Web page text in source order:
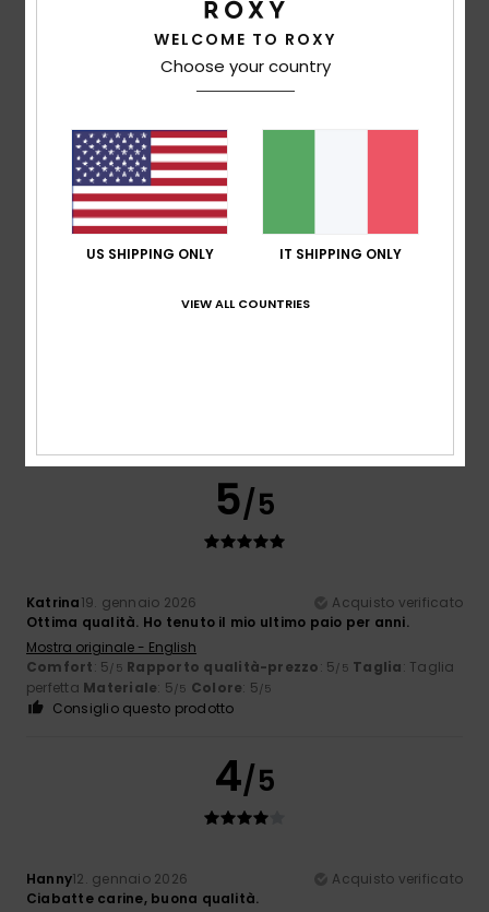
5/5
Amandine22. gennaio 2026
Bella stampa
Mostra originale - Français
5
5/5
Katrina19. gennaio 2026
Acquisto verificato
Ottima qualità. Ho tenuto il mio ultimo paio per anni.
Mostra originale - English
Comfort: 5/5 Rapporto qualità-prezzo: 5/5 Taglia: Taglia
perfetta Materiale: 5/5 Colore: 5/5
Consiglio questo prodotto
4/5
Hanny12. gennaio 2026
Acquisto verificato
Ciabatte carine, buona qualità.
WELCOME TO ROXY
Choose your country
US SHIPPING ONLY IT SHIPPING ONLY
VIEW ALL COUNTRIES